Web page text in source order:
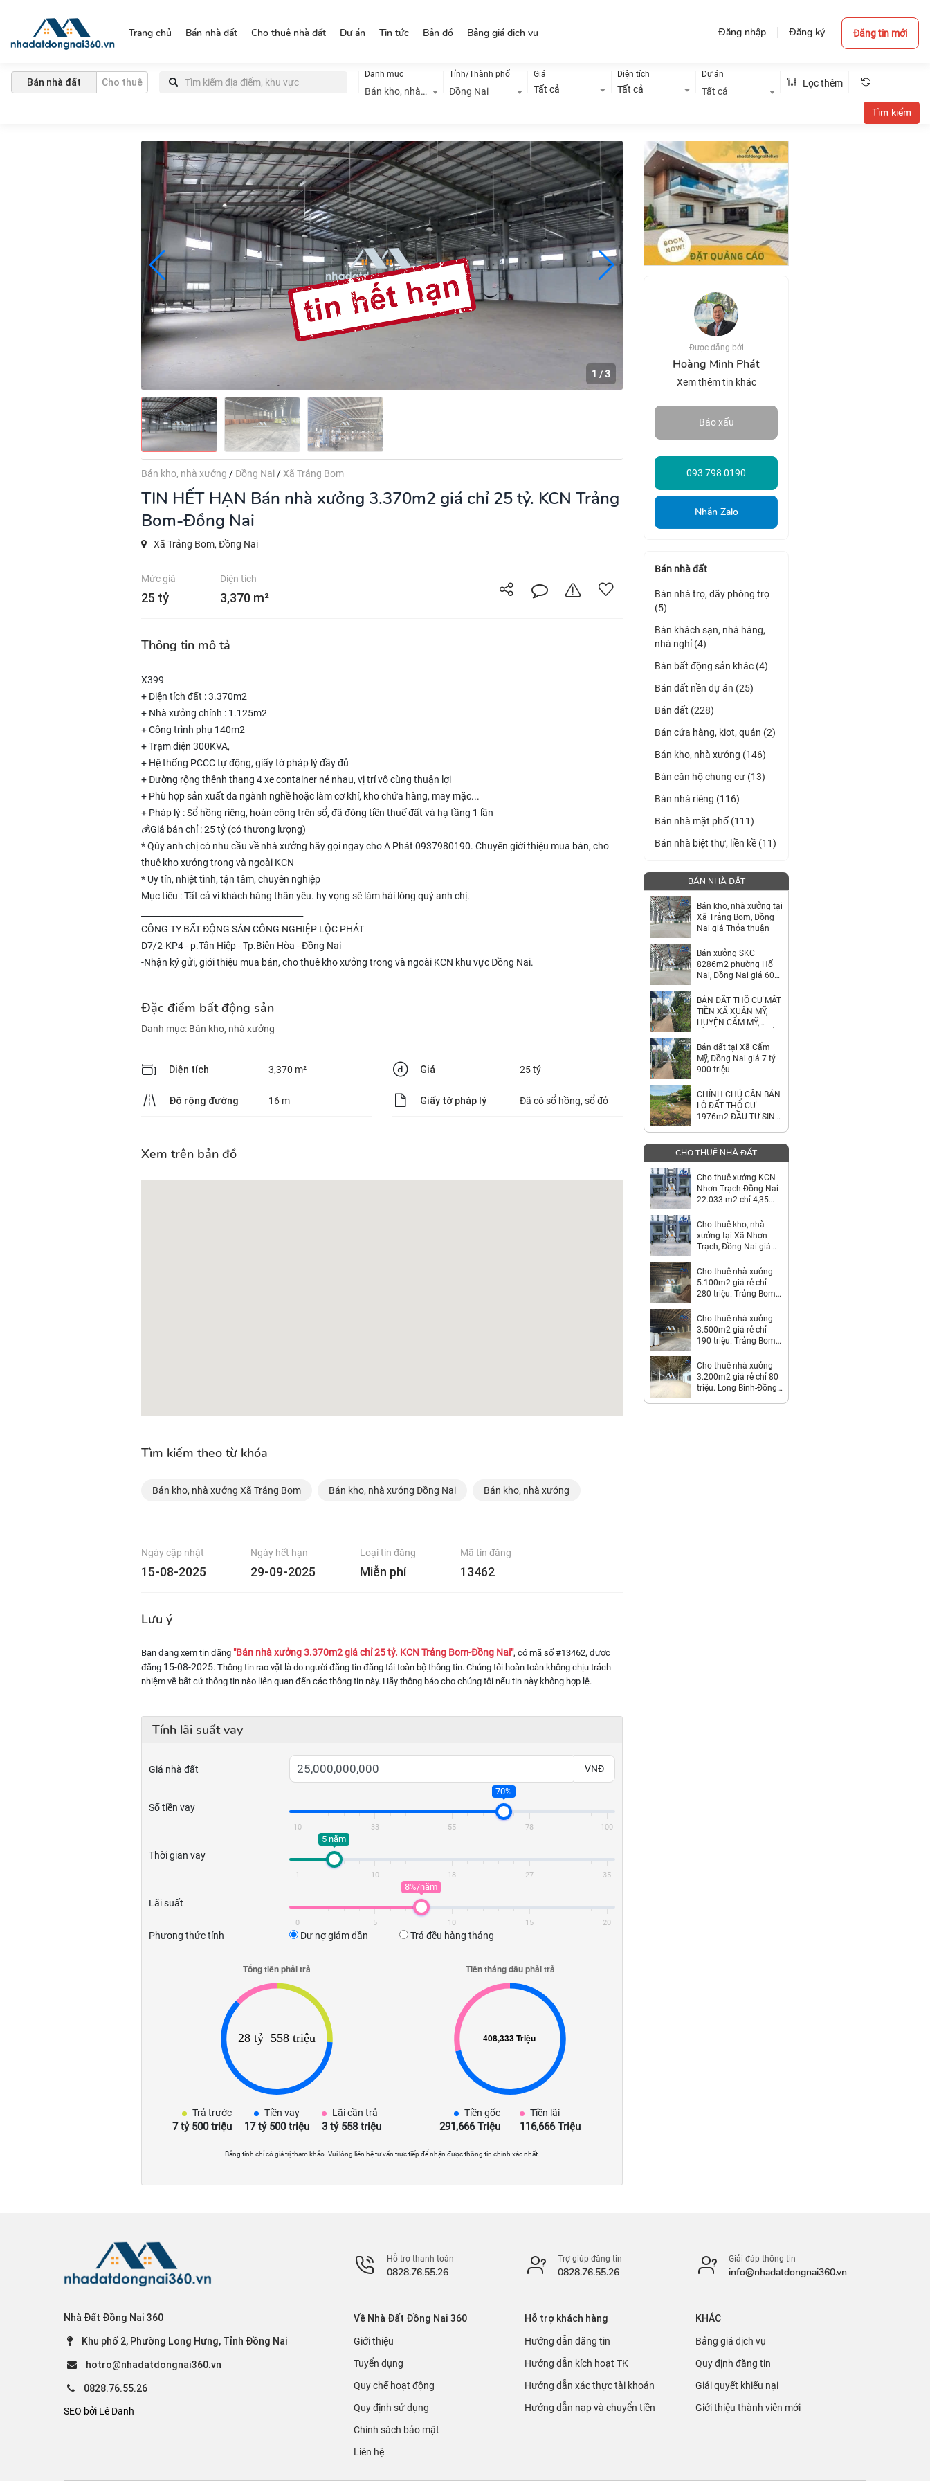
Đăng nhập Đăng ký Đăng tin mới
Trang chủ Bán nhà đất Cho thuê nhà đất Dự án Tin tức Bản đồ Bảng giá dịch vụ
Bán nhà đất Cho thuê
Danh mục
Bán kho, nhà xưởng
Tỉnh/Thành phố
Đồng Nai
Giá
Tất cả
Diện tích
Tất cả
Dự án
Tất cả
Lọc thêm
1 / 3
Bán kho, nhà xưởng /Đồng Nai / Xã Trảng Bom
TIN HẾT HẠN Bán nhà xưởng 3.370m2 giá chỉ 25 tỷ. KCN Trảng
Bom-Đồng Nai
Xã Trảng Bom, Đồng Nai
Mức giá
25 tỷ
Diện tích
3,370 m²
Thông tin mô tả
X399
+ Diện tích đất : 3.370m2
+ Nhà xưởng chính : 1.125m2
+ Công trình phụ 140m2
+ Trạm điện 300KVA,
+ Hệ thống PCCC tự động, giấy tờ pháp lý đầy đủ
+ Đường rộng thênh thang 4 xe container né nhau, vị trí vô cùng thuận lợi
+ Phù hợp sản xuất đa ngành nghề hoặc làm cơ khí, kho chứa hàng, may mặc...
+ Pháp lý : Sổ hồng riêng, hoàn công trên sổ, đã đóng tiền thuế đất và hạ tầng 1 lần
💰Giá bán chỉ : 25 tỷ (có thương lượng)
* Qúy anh chị có nhu cầu về nhà xưởng hãy gọi ngay cho A Phát 0937980190. Chuyên giới thiệu mua bán, cho
thuê kho xưởng trong và ngoài KCN
* Uy tín, nhiệt tình, tận tâm, chuyên nghiệp
Mục tiêu : Tất cả vì khách hàng thân yêu. hy vọng sẽ làm hài lòng quý anh chị.
CÔNG TY BẤT ĐỘNG SẢN CÔNG NGHIỆP LỘC PHÁT
D7/2-KP4 - p.Tân Hiệp - Tp.Biên Hòa - Đồng Nai
-Nhận ký gửi, giới thiệu mua bán, cho thuê kho xưởng trong và ngoài KCN khu vực Đồng Nai.
Đặc điểm bất động sản
Danh mục: Bán kho, nhà xưởng
Diện tích 3,370 m² Giá 25 tỷ
Độ rộng đường 16 m Giấy tờ pháp lý Đã có sổ hồng, sổ đỏ
Xem trên bản đồ
Tìm kiếm theo từ khóa
Bán kho, nhà xưởng Xã Trảng Bom Bán kho, nhà xưởng Đồng Nai Bán kho, nhà xưởng
Ngày cập nhật
15-08-2025
Ngày hết hạn
29-09-2025
Loại tin đăng
Miễn phí
Mã tin đăng
13462
Lưu ý
Bạn đang xem tin đăng "Bán nhà xưởng 3.370m2 giá chỉ 25 tỷ. KCN Trảng Bom-Đồng Nai", có mã số #13462, được
đăng 15-08-2025. Thông tin rao vặt là do người đăng tin đăng tải toàn bộ thông tin. Chúng tôi hoàn toàn không chịu trách
nhiệm về bất cứ thông tin nào liên quan đến các thông tin này. Hãy thông báo cho chúng tôi nếu tin này không hợp lệ.
Tính lãi suất vay
Giá nhà đất VNĐ
Số tiền vay
70%
10 33 55 78 100
Thời gian vay
5 năm
1 10 18 27 35
Lãi suất
8%/năm
0 5 10 15 20
Phương thức tính Dư nợ giảm dần Trả đều hàng tháng
Trả trước
7 tỷ 500 triệu
Tiền vay
17 tỷ 500 triệu
Lãi cần trả
3 tỷ 558 triệu
Tiền gốc
291,666 Triệu
Tiền lãi
116,666 Triệu
Bảng tính chỉ có giá trị tham khảo. Vui lòng liên hệ tư vấn trực tiếp để nhận được thông tin chính xác nhất.
Được đăng bởi
Hoàng Minh Phát
Xem thêm tin khác
Báo xấu
093 798 0190
Nhắn Zalo
Bán nhà đất
Bán nhà trọ, dãy phòng trọ
(5)
Bán khách sạn, nhà hàng,
nhà nghỉ (4)
Bán bất động sản khác (4)
Bán đất nền dự án (25)
Bán đất (228)
Bán cửa hàng, kiot, quán (2)
Bán kho, nhà xưởng (146)
Bán căn hộ chung cư (13)
Bán nhà riêng (116)
Bán nhà mặt phố (111)
Bán nhà biệt thự, liền kề (11)
BÁN NHÀ ĐẤT
Bán kho, nhà xưởng tại
Xã Trảng Bom, Đồng
Nai giá Thỏa thuận
Bán xưởng SKC
8286m2 phường Hố
Nai, Đồng Nai giá 60
BÁN ĐẤT THỔ CƯ MẶT
TIỀN XÃ XUÂN MỸ,
HUYỆN CẨM MỸ,
7,9 TỶ
Bán đất tại Xã Cẩm
Mỹ, Đồng Nai giá 7 tỷ
900 triệu
CHÍNH CHỦ CẦN BÁN
LÔ ĐẤT THỔ CƯ
1976m2 ĐẦU TƯ SINH
CHO THUÊ NHÀ ĐẤT
Cho thuê xưởng KCN
Nhơn Trạch Đồng Nai
22.033 m2 chỉ 4,35
Cho thuê kho, nhà
xưởng tại Xã Nhơn
Trạch, Đồng Nai giá
Cho thuê nhà xưởng
5.100m2 giá rẻ chỉ
280 triệu. Trảng Bom-
Cho thuê nhà xưởng
3.500m2 giá rẻ chỉ
190 triệu. Trảng Bom-
Cho thuê nhà xưởng
3.200m2 giá rẻ chỉ 80
triệu. Long Bình-Đồng
Nhà Đất Đồng Nai 360
Khu phố 2, Phường Long Hưng, Tỉnh Đồng Nai
hotro@nhadatdongnai360.vn
0828.76.55.26
SEO bởi Lê Danh
Hỗ trợ thanh toán
0828.76.55.26
Trợ giúp đăng tin
0828.76.55.26
Giải đáp thông tin
info@nhadatdongnai360.vn
Về Nhà Đất Đồng Nai 360
Giới thiệu
Tuyển dụng
Quy chế hoạt động
Quy định sử dụng
Chính sách bảo mật
Liên hệ
Hỗ trợ khách hàng
Hướng dẫn đăng tin
Hướng dẫn kích hoạt TK
Hướng dẫn xác thực tài khoản
Hướng dẫn nạp và chuyển tiền
KHÁC
Bảng giá dịch vụ
Quy định đăng tin
Giải quyết khiếu nại
Giới thiệu thành viên mới